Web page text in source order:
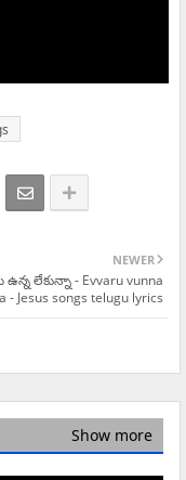
NEWER
ఉన్న లేకున్నా - Evvaru vunna
- Jesus songs telugu lyrics
Show more